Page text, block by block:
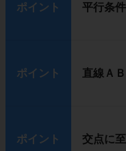
ポイント 平行条
ポイント 直線Ａ
ポイント 交点に